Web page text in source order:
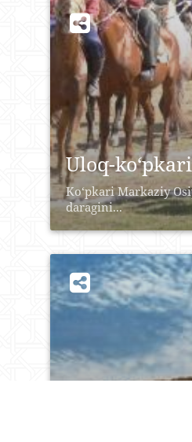
Uloq-
Ko‘pkari Markaziy
daragini...